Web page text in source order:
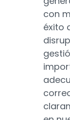
con
éxito